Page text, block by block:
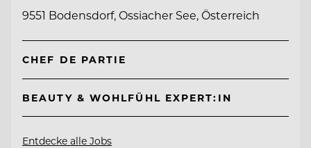
9551 Bodensdorf, Ossiacher See, Österreich
CHEF DE PARTIE
BEAUTY & WOHLFÜHL EXPERT:IN
Entdecke alle Jobs